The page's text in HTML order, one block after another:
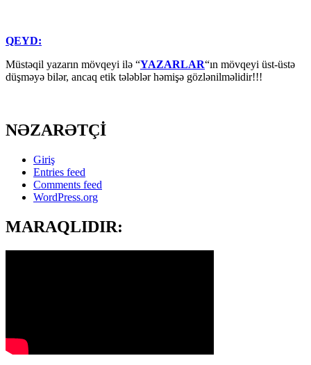
QEYD:
Müstəqil yazarın mövqeyi ilə “YAZARLAR“ın mövqeyi üst-üstə
düşməyə bilər, ancaq etik tələblər həmişə gözlənilməlidir!!!
NƏZARƏTÇİ
Giriş
Entries feed
Comments feed
WordPress.org
MARAQLIDIR: